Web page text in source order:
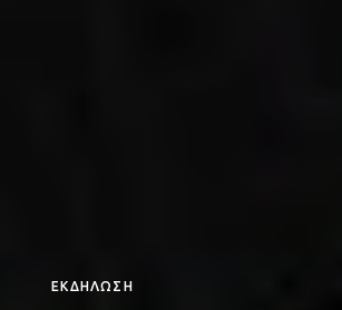
ΕΚΔΗΛΩΣΗ